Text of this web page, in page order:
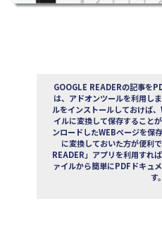
GOOGLE READERの記事を
は、アドオンツールを利用し
ルをインストールしておけば
イルに変換して保存すること
ンロードしたWEBページを保
に変換しておいた方が便利
READER」アプリを利用すれ
ァイルから簡単にPDFドキュ
す。